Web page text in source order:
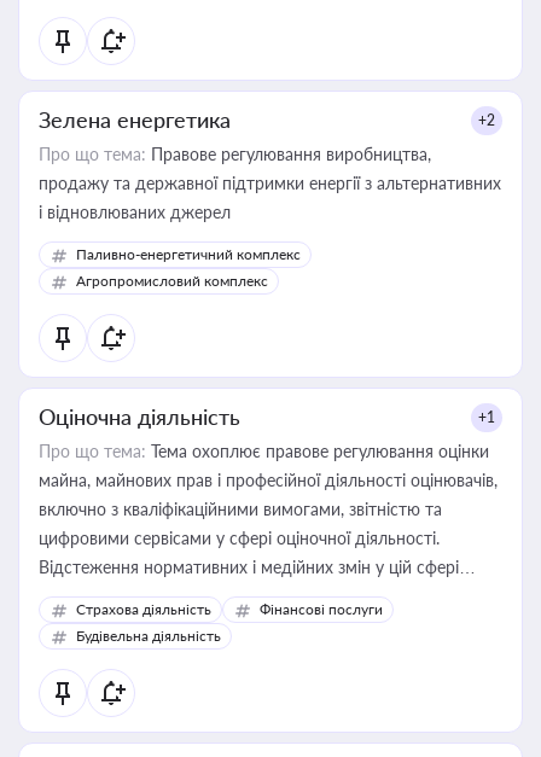
Зелена енергетика +2
Про що тема: Правове регулювання виробництва,
продажу та державної підтримки енергії з альтернативних
і відновлюваних джерел
Паливно-енергетичний комплекс
Агропромисловий комплекс
Оціночна діяльність +1
Про що тема: Тема охоплює правове регулювання оцінки
майна, майнових прав і професійної діяльності оцінювачів,
включно з кваліфікаційними вимогами, звітністю та
цифровими сервісами у сфері оціночної діяльності.
Відстеження нормативних і медійних змін у цій сфері
корисне для власника бізнесу, керівника, юриста або
бухгалтера під час оподаткування, приватизації, оренди
державного майна, корпоративних угод і перевірки
статусу суб'єктів оціночної діяльності
Страхова діяльність
Фінансові послуги
Будівельна діяльність